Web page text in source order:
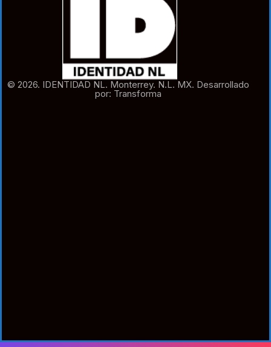
© 2026. IDENTIDAD NL. Monterrey. N.L. MX. Desarrollado
por: Transforma